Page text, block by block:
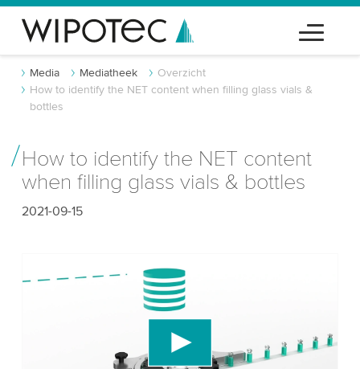
Media Mediatheek
Overzicht
How to identify the NET content when filling glass vials &
bottles
How to identify the NET content
when filling glass vials & bottles
2021-09-15
We hebben uw toestemming nodig om de
YouTube-videodienst te laden!
We gebruiken een service van derden om
videocontent in te sluiten die gegevens over uw
activiteit kan verzamelen. Gelieve de details te